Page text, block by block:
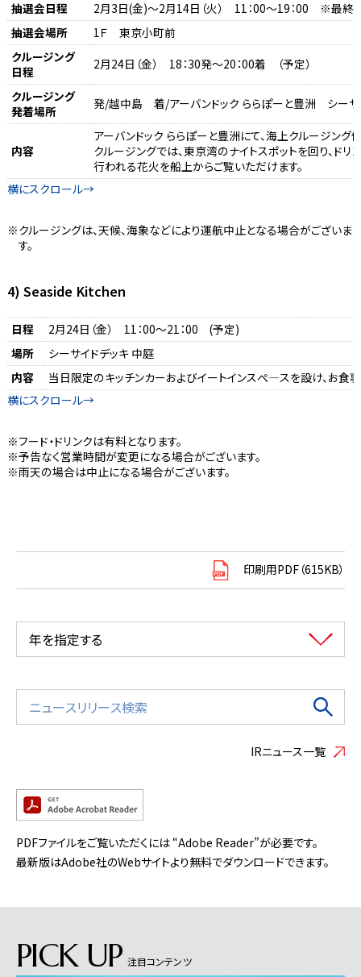
抽選会日程
2月3日(金)～2月14日（火） 11：00～19：00 ※最終
抽選会場所
1Ｆ 東京小町前
クルージング
日程
2月24日（金） 18：30発～20：00着 （予定）
クルージング
発着場所
発/越中島 着/アーバンドック ららぽーと豊洲 シーサ
内容
アーバンドック ららぽーと豊洲にて、海上クルージング
クルージングでは、東京湾のナイトスポットを回り、ド
行われる花火を船上からご覧いただけます。
クルージングは、天候、海象などにより運航中止となる場合がございま
す。
4) Seaside Kitchen
日程
2月24日（金） 11：00～21：00 (予定)
場所
シーサイドデッキ 中庭
内容
当日限定のキッチンカーおよびイートインスぺ―スを設け、お食
フード・ドリンクは有料となります。
予告なく営業時間が変更になる場合がございます。
雨天の場合は中止になる場合がございます。
印刷用PDF（615KB）
年を指定する
IRニュース一覧
PDFファイルをご覧いただくには “Adobe Reader”が必要です。
最新版はAdobe社のWebサイトより無料でダウンロードできます。
PICK UP 注目コンテンツ